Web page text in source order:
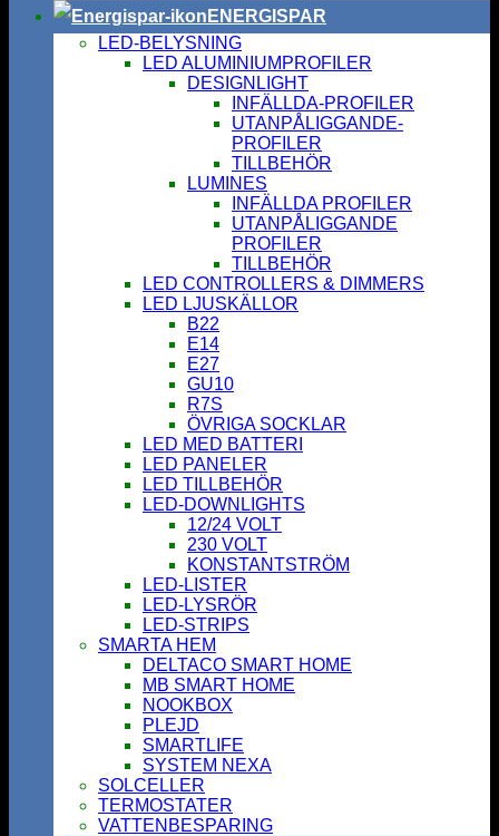
ENERGISPAR
LED-BELYSNING
LED ALUMINIUMPROFILER
DESIGNLIGHT
INFÄLLDA-PROFILER
UTANPÅLIGGANDE-
PROFILER
TILLBEHÖR
LUMINES
INFÄLLDA PROFILER
UTANPÅLIGGANDE
PROFILER
TILLBEHÖR
LED CONTROLLERS & DIMMERS
LED LJUSKÄLLOR
B22
E14
E27
GU10
R7S
ÖVRIGA SOCKLAR
LED MED BATTERI
LED PANELER
LED TILLBEHÖR
LED-DOWNLIGHTS
12/24 VOLT
230 VOLT
KONSTANTSTRÖM
LED-LISTER
LED-LYSRÖR
LED-STRIPS
SMARTA HEM
DELTACO SMART HOME
MB SMART HOME
NOOKBOX
PLEJD
SMARTLIFE
SYSTEM NEXA
SOLCELLER
TERMOSTATER
VATTENBESPARING